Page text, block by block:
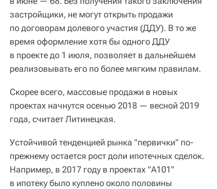
застройщики, не могут открыть продажи
по договорам долевого участия (ДДУ). В то же
время оформление хотя бы одного ДДУ
в проекте до 1 июля, позволяет в дальнейшем
реализовывать его по более мягким правилам.
Скорее всего, массовые продажи в новых
проектах начнутся осенью 2018 — весной 2019
года, считает Литинецкая.
Устойчивой тенденцией рынка "первички" по-
прежнему остается рост доли ипотечных сделок.
Например, в 2017 году в проектах "А101"
в ипотеку было куплено около половины